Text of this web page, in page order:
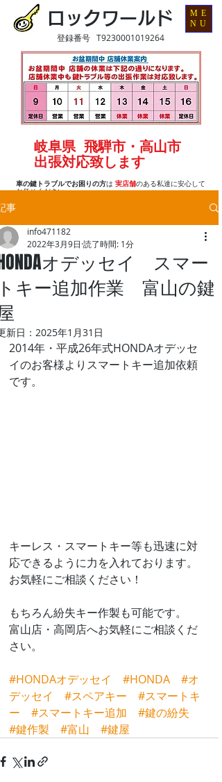
ロックワールド
車の鍵トラブルでお困りの方は 実店舗のある私達に安心して
お任せください
岐阜県 飛騨市・高山市
出張対応致します
登録番号 T9230001019264
ME
NU
事
オデッセイ スマー
キー追加作業 富山の鍵
info471182
2022年3月9日 読了時間: 1分
新日： 2025年1月31日
2014年・平成26年式HONDAオデッセ
イのお客様よりスマートキー追加依頼
です。
キーレス・スマートキー等も迅速に対
応できるように力を入れております。
お気軽にご相談ください！
もちろん紛失キー作製も可能です。
富山店・高岡店へお気軽にご相談くだ
さい。
#HONDAオデッセイ #HONDA
#オ
デッセイ
#スペアキー
#スマートキ
ー
#スマートキー追加
#鍵の紛失
#鍵作製
#富山 #鍵屋